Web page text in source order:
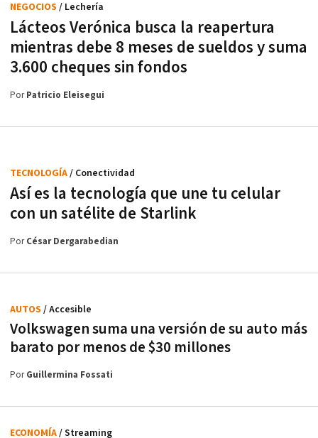
Lácteos Verónica busca la reapertura
mientras debe 8 meses de sueldos y suma
3.600 cheques sin fondos
NEGOCIOS / Lechería
PorPatricio Eleisegui
Así es la tecnología que une tu celular
con un satélite de Starlink
TECNOLOGÍA/ Conectividad
PorCésar Dergarabedian
Volkswagen suma una versión de su auto más
barato por menos de $30 millones
AUTOS / Accesible
PorGuillermina Fossati
ECONOMÍA/ Streaming